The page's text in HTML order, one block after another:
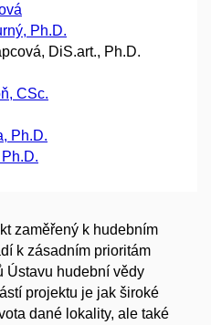
Ph.D.
DiS.art., Ph.D.
CSc.
Ph.D.
zaměřený k hudebním
k zásadním prioritám
Ústavu hudební vědy
projektu je jak široké
dané lokality, ale také